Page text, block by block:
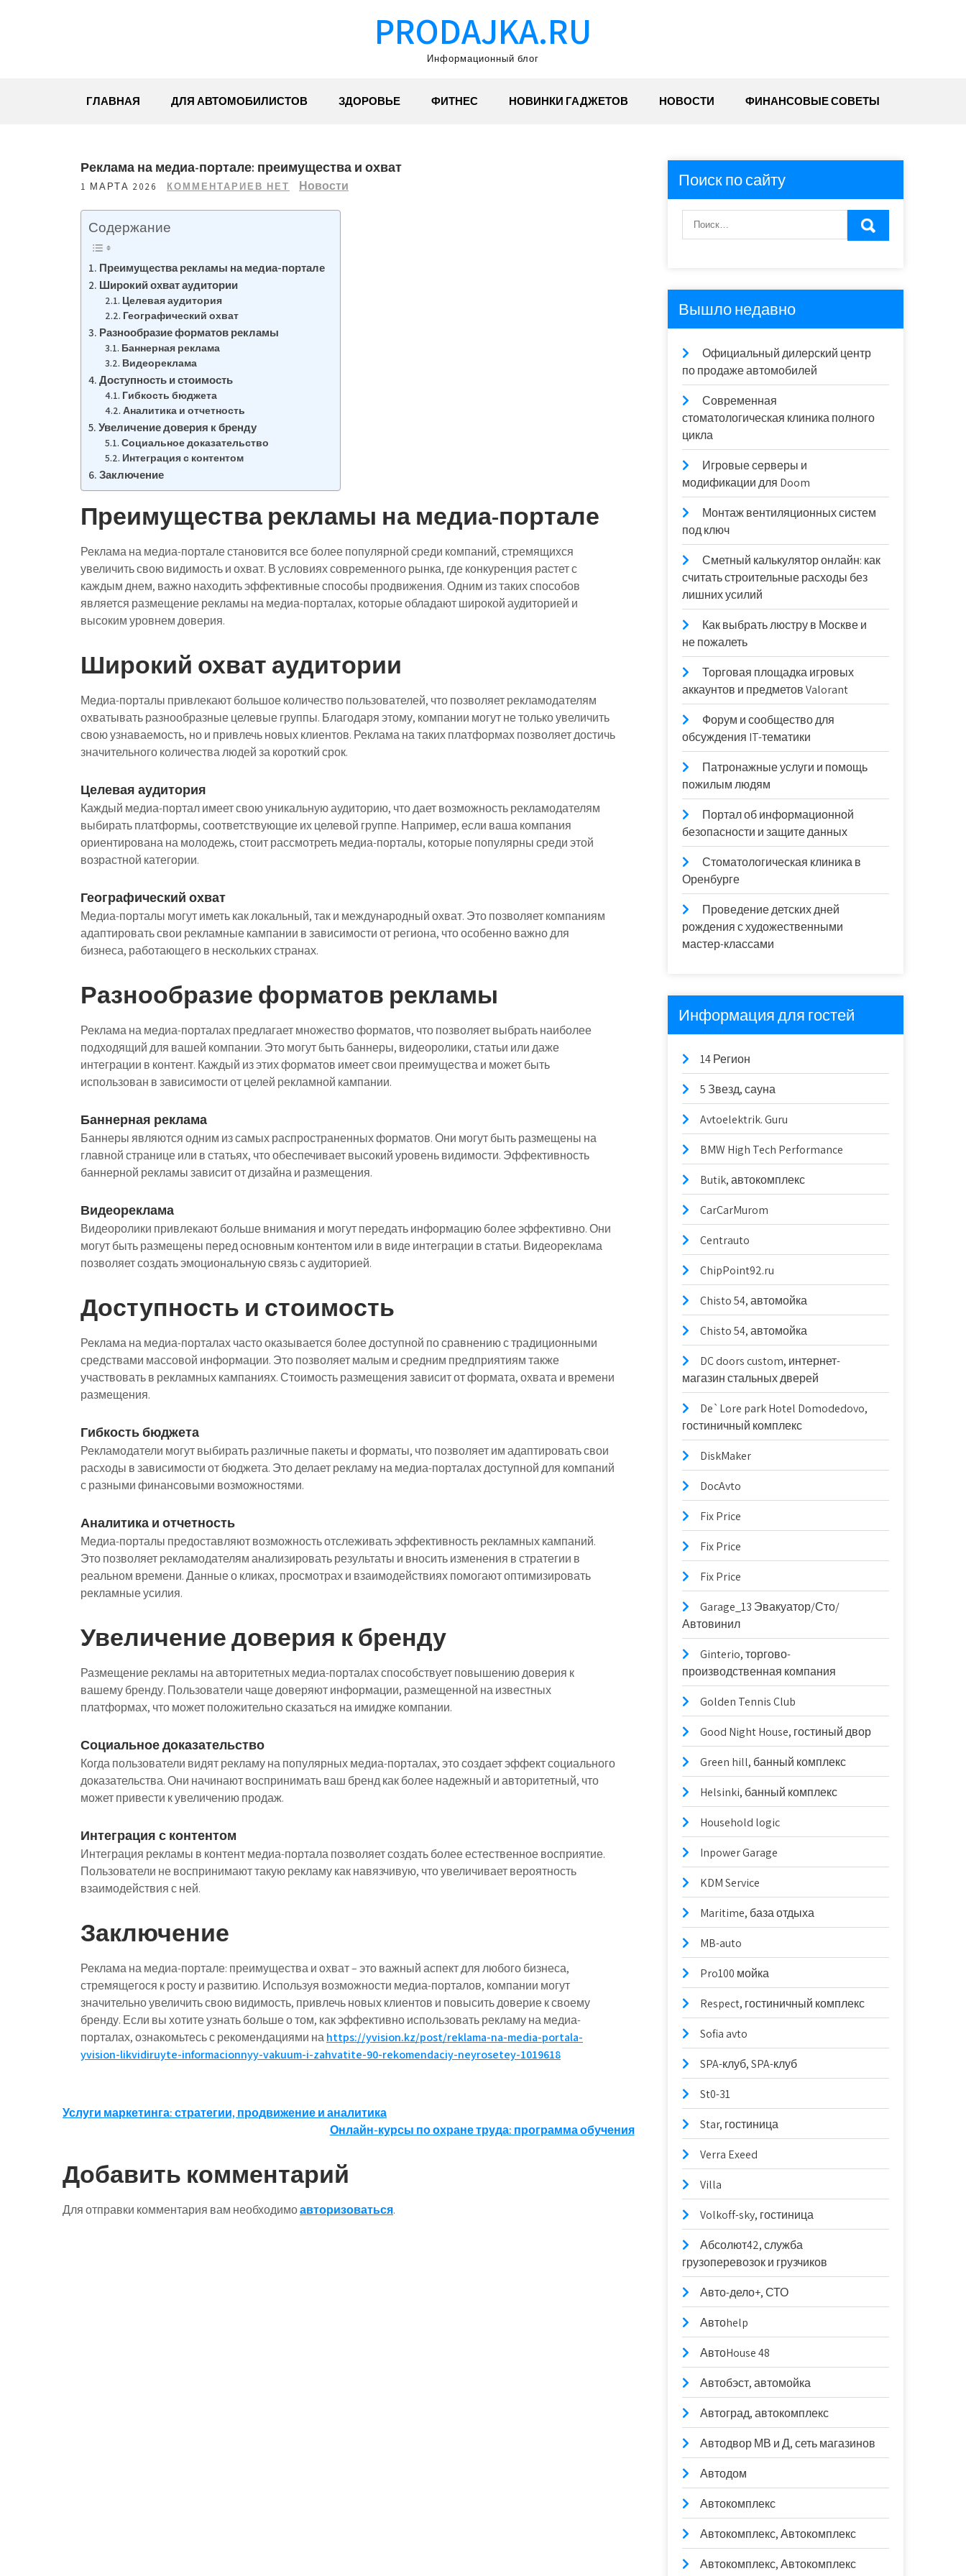
PRODAJKA.RU
Информационный блог
ГЛАВНАЯ ДЛЯ АВТОМОБИЛИСТОВ ЗДОРОВЬЕ ФИТНЕС НОВИНКИ ГАДЖЕТОВ НОВОСТИ ФИНАНСОВЫЕ СОВЕТЫ
Реклама на медиа-портале: преимущества и охват
1 МАРТА 2026 КОММЕНТАРИЕВ НЕТ Новости
Содержание
Преимущества рекламы на медиа-портале
Широкий охват аудитории
Целевая аудитория
Географический охват
Разнообразие форматов рекламы
Баннерная реклама
Видеореклама
Доступность и стоимость
Гибкость бюджета
Аналитика и отчетность
Увеличение доверия к бренду
Социальное доказательство
Интеграция с контентом
Заключение
Преимущества рекламы на медиа-портале
Реклама на медиа-портале становится все более популярной среди компаний, стремящихся
увеличить свою видимость и охват. В условиях современного рынка, где конкуренция растет с
каждым днем, важно находить эффективные способы продвижения. Одним из таких способов
является размещение рекламы на медиа-порталах, которые обладают широкой аудиторией и
высоким уровнем доверия.
Широкий охват аудитории
Медиа-порталы привлекают большое количество пользователей, что позволяет рекламодателям
охватывать разнообразные целевые группы. Благодаря этому, компании могут не только увеличить
свою узнаваемость, но и привлечь новых клиентов. Реклама на таких платформах позволяет достичь
значительного количества людей за короткий срок.
Целевая аудитория
Каждый медиа-портал имеет свою уникальную аудиторию, что дает возможность рекламодателям
выбирать платформы, соответствующие их целевой группе. Например, если ваша компания
ориентирована на молодежь, стоит рассмотреть медиа-порталы, которые популярны среди этой
возрастной категории.
Географический охват
Медиа-порталы могут иметь как локальный, так и международный охват. Это позволяет компаниям
адаптировать свои рекламные кампании в зависимости от региона, что особенно важно для
бизнеса, работающего в нескольких странах.
Разнообразие форматов рекламы
Реклама на медиа-порталах предлагает множество форматов, что позволяет выбрать наиболее
подходящий для вашей компании. Это могут быть баннеры, видеоролики, статьи или даже
интеграции в контент. Каждый из этих форматов имеет свои преимущества и может быть
использован в зависимости от целей рекламной кампании.
Баннерная реклама
Баннеры являются одним из самых распространенных форматов. Они могут быть размещены на
главной странице или в статьях, что обеспечивает высокий уровень видимости. Эффективность
баннерной рекламы зависит от дизайна и размещения.
Видеореклама
Видеоролики привлекают больше внимания и могут передать информацию более эффективно. Они
могут быть размещены перед основным контентом или в виде интеграции в статьи. Видеореклама
позволяет создать эмоциональную связь с аудиторией.
Доступность и стоимость
Реклама на медиа-порталах часто оказывается более доступной по сравнению с традиционными
средствами массовой информации. Это позволяет малым и средним предприятиям также
участвовать в рекламных кампаниях. Стоимость размещения зависит от формата, охвата и времени
размещения.
Гибкость бюджета
Рекламодатели могут выбирать различные пакеты и форматы, что позволяет им адаптировать свои
расходы в зависимости от бюджета. Это делает рекламу на медиа-порталах доступной для компаний
с разными финансовыми возможностями.
Аналитика и отчетность
Медиа-порталы предоставляют возможность отслеживать эффективность рекламных кампаний.
Это позволяет рекламодателям анализировать результаты и вносить изменения в стратегии в
реальном времени. Данные о кликах, просмотрах и взаимодействиях помогают оптимизировать
рекламные усилия.
Увеличение доверия к бренду
Размещение рекламы на авторитетных медиа-порталах способствует повышению доверия к
вашему бренду. Пользователи чаще доверяют информации, размещенной на известных
платформах, что может положительно сказаться на имидже компании.
Социальное доказательство
Когда пользователи видят рекламу на популярных медиа-порталах, это создает эффект социального
доказательства. Они начинают воспринимать ваш бренд как более надежный и авторитетный, что
может привести к увеличению продаж.
Интеграция с контентом
Интеграция рекламы в контент медиа-портала позволяет создать более естественное восприятие.
Пользователи не воспринимают такую рекламу как навязчивую, что увеличивает вероятность
взаимодействия с ней.
Заключение
Реклама на медиа-портале: преимущества и охват – это важный аспект для любого бизнеса,
стремящегося к росту и развитию. Используя возможности медиа-порталов, компании могут
значительно увеличить свою видимость, привлечь новых клиентов и повысить доверие к своему
бренду. Если вы хотите узнать больше о том, как эффективно использовать рекламу на медиа-
порталах, ознакомьтесь с рекомендациями наhttps://yvision.kz/post/reklama-na-media-portala-
yvision-likvidiruyte-informacionnyy-vakuum-i-zahvatite-90-rekomendaciy-neyrosetey-1019618
Навигация
записям
Услуги маркетинга: стратегии, продвижение и аналитика
Онлайн-курсы по охране труда: программа обучения
Добавить комментарий
Для отправки комментария вам необходимоавторизоваться.
Поиск по сайту
Вышло недавно
Официальный дилерский центр
по продаже автомобилей
Современная
стоматологическая клиника полного
цикла
Игровые серверы и
модификации для Doom
Монтаж вентиляционных систем
под ключ
Сметный калькулятор онлайн: как
считать строительные расходы без
лишних усилий
Как выбрать люстру в Москве и
не пожалеть
Торговая площадка игровых
аккаунтов и предметов Valorant
Форум и сообщество для
обсуждения IT-тематики
Патронажные услуги и помощь
пожилым людям
Портал об информационной
безопасности и защите данных
Стоматологическая клиника в
Оренбурге
Проведение детских дней
рождения с художественными
мастер-классами
Информация для гостей
14 Регион
5 Звезд, сауна
Avtoelektrik. Guru
BMW High Tech Performance
Butik, автокомплекс
CarCarMurom
Centrauto
ChipPoint92.ru
Chisto 54, автомойка
Chisto 54, автомойка
DC doors custom, интернет-
магазин стальных дверей
De`Lore park Hotel Domodedovo,
гостиничный комплекс
DiskMaker
DocAvto
Fix Price
Fix Price
Fix Price
Garage_13 Эвакуатор/Сто/
Автовинил
Ginterio, торгово-
производственная компания
Golden Tennis Club
Good Night House, гостиный двор
Green hill, банный комплекс
Helsinki, банный комплекс
Household logic
Inpower Garage
KDM Service
Maritime, база отдыха
MB-auto
Pro100 мойка
Respect, гостиничный комплекс
Sofia avto
SPA-клуб, SPA-клуб
St0-31
Star, гостиница
Verra Exeed
Villa
Volkoff-sky, гостиница
Абсолют42, служба
грузоперевозок и грузчиков
Авто-дело+, СТО
Автоhelp
АвтоHouse 48
Автобэст, автомойка
Автоград, автокомплекс
Автодвор МВ и Д, сеть магазинов
Автодом
Автокомплекс
Автокомплекс, Автокомплекс
Автокомплекс, Автокомплекс